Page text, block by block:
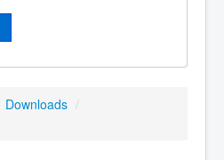
Downloads /